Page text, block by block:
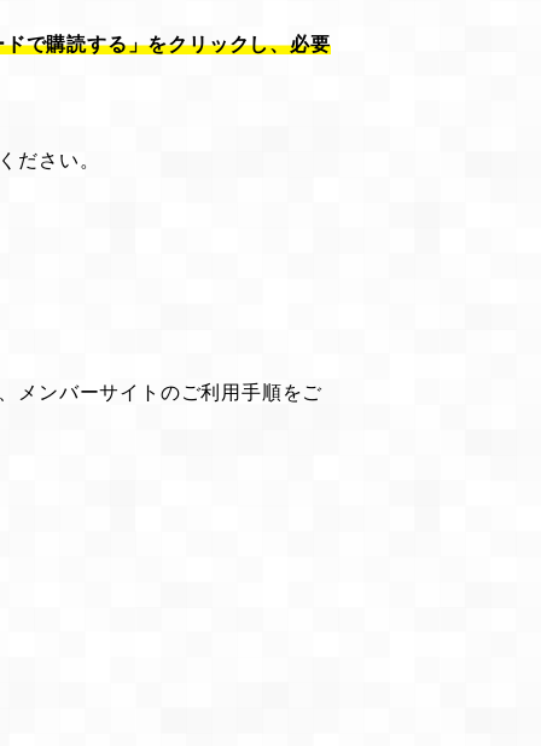
で購読する」をクリックし、必要
ださい。
メンバーサイトのご利用手順をご